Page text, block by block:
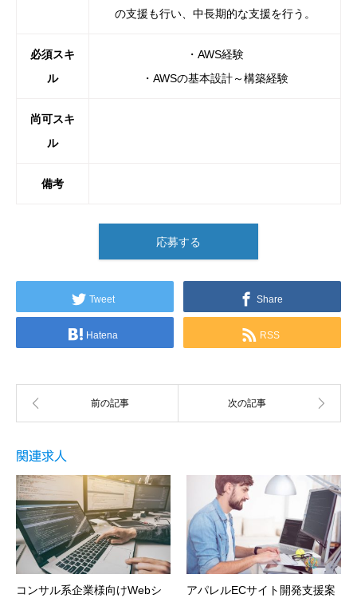
の支援も行い、 中長期的な支援を行う。
必須スキ
ル
・AWS経験
・AWSの基本設計～構築経験
尚可スキ
ル
備考
応募する
Tweet Share
Hatena RSS
関連求人
コンサル系企業様向けWebシ
アパレルECサイト開発支援案